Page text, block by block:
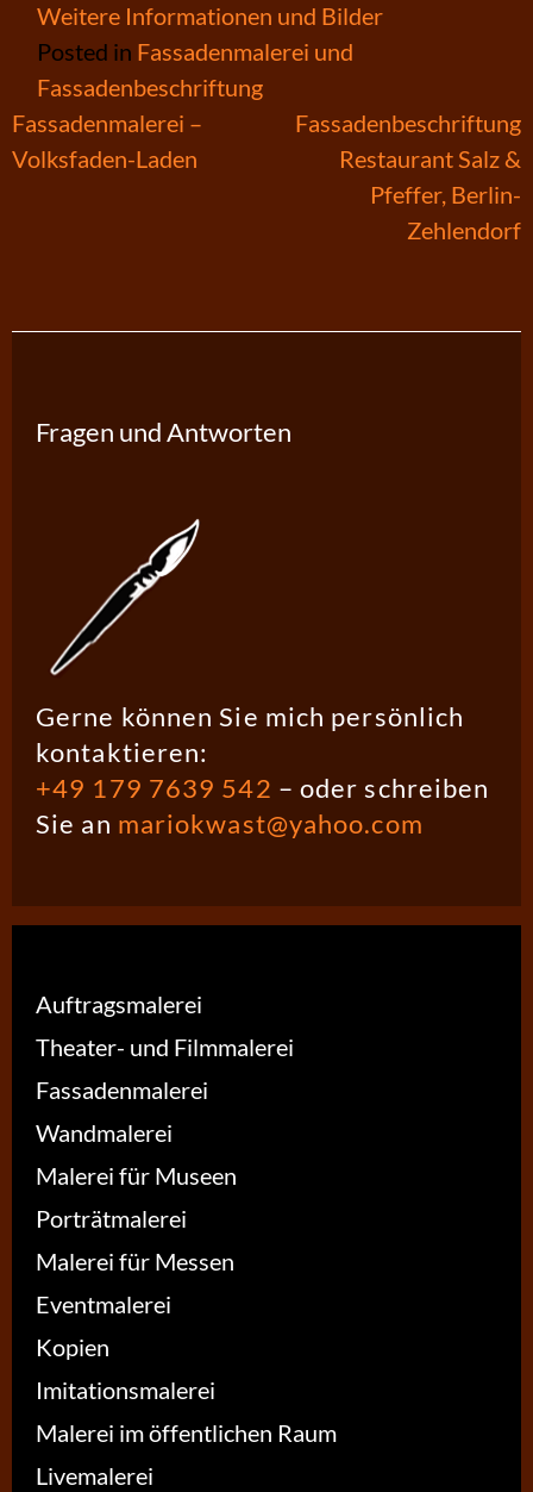
Weitere Informationen und Bilder
Posted in Fassadenmalerei und
Fassadenbeschriftung
Beitragsnavigation
Fassadenmalerei –
Volksfaden-Laden
Fassadenbeschriftung
Restaurant Salz &
Pfeffer, Berlin-
Zehlendorf
Fragen und Antworten
Gerne können Sie mich persönlich
kontaktieren:
+49 179 7639 542 – oder schreiben
Sie an mariokwast@yahoo.com
Auftragsmalerei
Theater- und Filmmalerei
Fassadenmalerei
Wandmalerei
Malerei für Museen
Porträtmalerei
Malerei für Messen
Eventmalerei
Kopien
Imitationsmalerei
Malerei im öffentlichen Raum
Livemalerei